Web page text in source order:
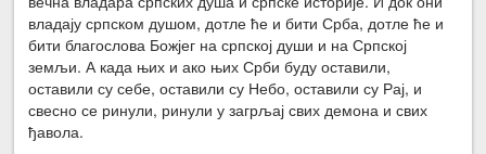
владају српском душом, дотле ће и бити Срба, дотле ће и
бити благослова Божјег на српској души и на Српској
земљи. А када њих и ако њих Срби буду оставили,
оставили су себе, оставили су Небо, оставили су Рај, и
свесно се ринули, ринули у загрљај свих демона и свих
ђавола.